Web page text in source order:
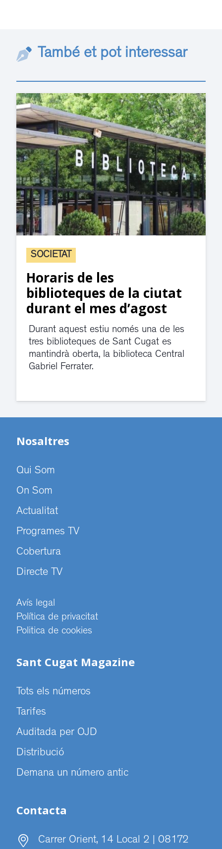
També et pot interessar
SOCIETAT
Horaris de les
biblioteques de la ciutat
durant el mes d’agost
Durant aquest estiu només una de les
tres biblioteques de Sant Cugat es
mantindrà oberta, la biblioteca Central
Gabriel Ferrater.
Nosaltres
Qui Som
On Som
Actualitat
Programes TV
Cobertura
Directe TV
Avís legal
Política de privacitat
Politica de cookies
Sant Cugat Magazine
Tots els números
Tarifes
Auditada per OJD
Distribució
Demana un número antic
Contacta
Carrer Orient, 14 Local 2 | 08172